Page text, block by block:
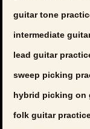
guitar tone
intermediate
lead guitar
sweep picking
hybrid picking on
folk guitar practice